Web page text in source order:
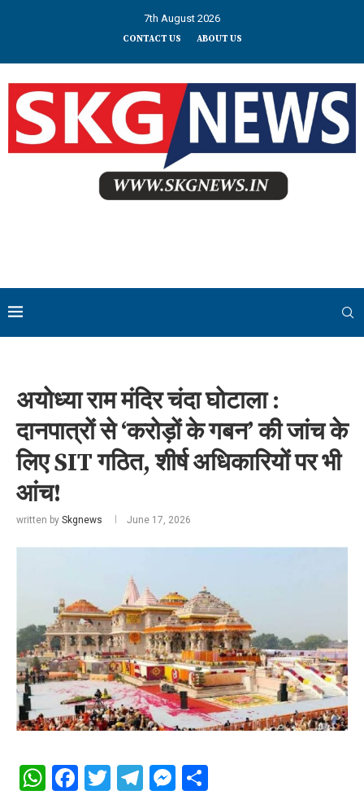
7th August 2026
CONTACT US ABOUT US
अयोध्या राम मंदिर चंदा घोटाला :
दानपात्रों से ‘करोड़ों के गबन’ की जांच के
लिए SIT गठित, शीर्ष अधिकारियों पर भी
आंच!
written by Skgnews June 17, 2026
WhatsApp
Facebook
Twitter
Telegram
Messenger